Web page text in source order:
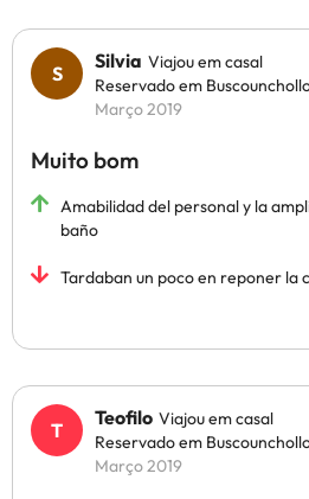
Silvia Viajou em casal
Reservado em
Março 2019
Muito bom
Amabilidad del personal y la
baño
Tardaban un poco en reponer la
Teofilo Viajou em casal
Reservado em
Março 2019